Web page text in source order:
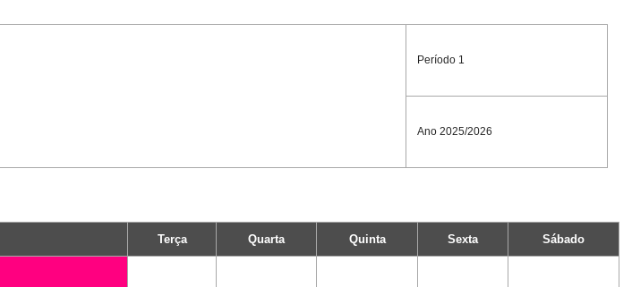
Período 1
Ano 2025/2026
Terça Quarta Quinta Sexta Sábado